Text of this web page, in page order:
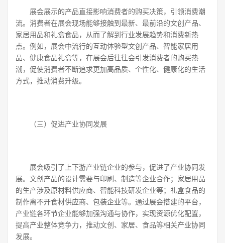
展会展示的产品直接影响消费者的购买决策，引领消费潮
流。消费者在展会现场能够接触到最新、最前沿的文创产品、
家居用品和礼盒食品，从而了解到行业发展趋势和消费新热
点。例如，展会中流行的互动体验型文创产品、智能家居用
品、健康食品礼盒等，在展会后往往会引发消费者的购买热
潮，促使消费者不断追求更加高品质、个性化、健康化的生活
方式，推动消费升级。
（三）促进产业协同发展
展会吸引了上下游产业链企业的参与，促进了产业协同发
展。文创产品的设计需要与印刷、制造等企业合作；家居用品
的生产涉及原材料供应商、智能科技研发企业等；礼盒食品的
制作离不开食材供应商、包装企业等。通过展会搭建的平台，
产业链各环节企业能够加强沟通与协作，实现资源优化配置，
提高产业整体竞争力，推动文创、家居、食品等相关产业协同
发展。